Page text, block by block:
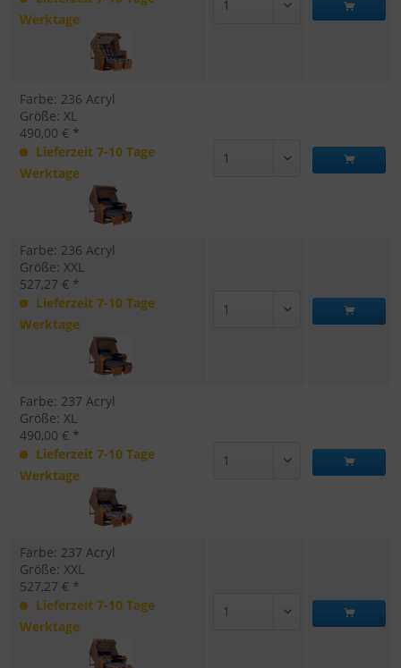
Werktage
Farbe: 236 Acryl
Größe: XL
490,00 € *
Lieferzeit 7-10 Tage
Werktage
Farbe: 236 Acryl
Größe: XXL
527,27 € *
Lieferzeit 7-10 Tage
Werktage
Farbe: 237 Acryl
Größe: XL
490,00 € *
Lieferzeit 7-10 Tage
Werktage
Farbe: 237 Acryl
Größe: XXL
527,27 € *
Lieferzeit 7-10 Tage
Werktage